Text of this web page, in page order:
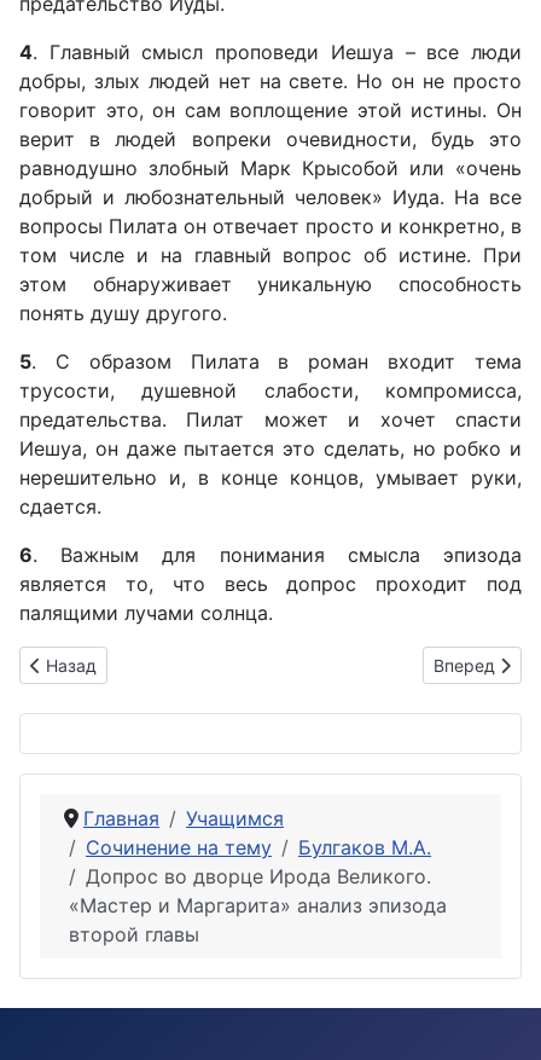
4. Главный смысл проповеди Иешуа – все люди
добры, злых людей нет на свете. Но он не просто
говорит это, он сам воплощение этой истины. Он
верит в людей вопреки очевидности, будь это
равнодушно злобный Марк Крысобой или «очень
добрый и любознательный человек» Иуда. На все
вопросы Пилата он отвечает просто и конкретно, в
том числе и на главный вопрос об истине. При
этом обнаруживает уникальную способность
понять душу другого.
5. С образом Пилата в роман входит тема
трусости, душевной слабости, компромисса,
предательства. Пилат может и хочет спасти
Иешуа, он даже пытается это сделать, но робко и
нерешительно и, в конце концов, умывает руки,
сдается.
6. Важным для понимания смысла эпизода
является то, что весь допрос проходит под
палящими лучами солнца.
Предыдущий: Ответственность за эксперимент. Реферат
Назад Следующий:
Вперед
Главная
Учащимся
Сочинение на тему
Булгаков М.А.
Допрос во дворце Ирода Великого.
«Мастер и Маргарита» анализ эпизода
второй главы